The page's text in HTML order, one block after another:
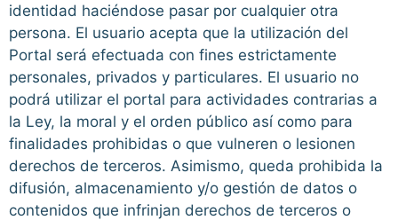
identidad haciéndose pasar por cualquier otra
persona. El usuario acepta que la utilización del
Portal será efectuada con fines estrictamente
personales, privados y particulares. El usuario no
podrá utilizar el portal para actividades contrarias a
la Ley, la moral y el orden público así como para
finalidades prohibidas o que vulneren o lesionen
derechos de terceros. Asimismo, queda prohibida la
difusión, almacenamiento y/o gestión de datos o
contenidos que infrinjan derechos de terceros o